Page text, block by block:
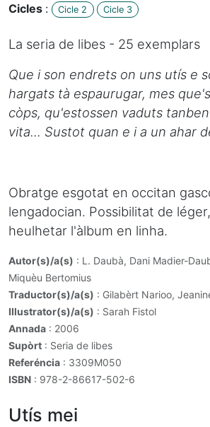
Cicles : Cicle 2 Cicle 3
La seria de libes - 25 exemplars
Que i son endrets on uns utís e
hargats tà espaurugar, mes
còps, qu'estossen vaduts
vita... Sustot quan e i a un ahar
Obratge esgotat en occitan
lengadocian. Possibilitat de
heulhetar l'àlbum en linha.
Autor(s)/a(s) : L. Daubà, Dani Madier-
Miquèu Bertomius
Traductor(s)/a(s) : Gilabèrt Narioo,
Illustrator(s)/a(s) : Sarah Fistol
Annada : 2006
Supòrt : Seria de libes
Referéncia : 3309M050
ISBN : 978-2-86617-502-6
Utís mei